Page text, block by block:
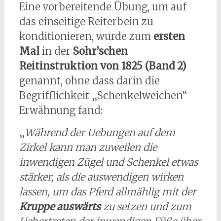
Eine vorbereitende Übung, um auf
das einseitige Reiterbein zu
konditionieren, wurde zum ersten
Malin der Sohr’schen
Reitinstruktion von 1825 (Band 2)
genannt, ohne dass darin die
Begrifflichkeit „Schenkelweichen“
Erwähnung fand:
„Während der Uebungen auf dem
Zirkel kann man zuweilen die
inwendigen Zügel und Schenkel etwas
stärker, als die auswendigen wirken
lassen, um das Pferd allmählig mit der
Kruppe auswärtszu setzen und zum